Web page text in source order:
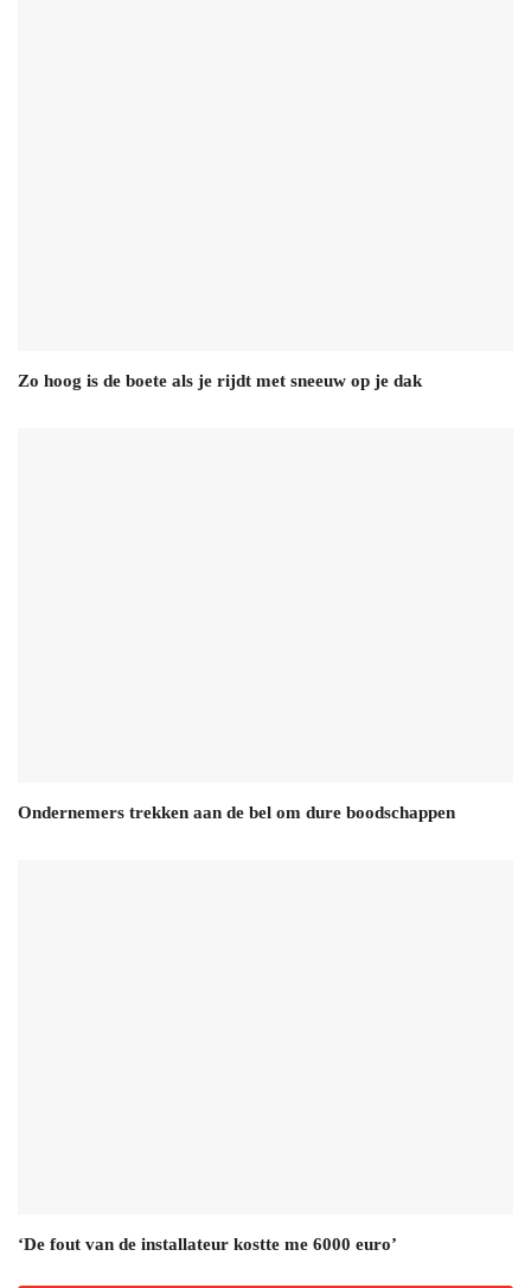
Zo hoog is de boete als je rijdt met sneeuw op je dak
Ondernemers trekken aan de bel om dure boodschappen
‘De fout van de installateur kostte me 6000 euro’